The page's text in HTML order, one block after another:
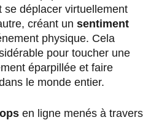
se déplacer virtuellement
créant un sentiment
physique. Cela
pour toucher une
éparpillée et faire
le monde entier.
en ligne menés à travers